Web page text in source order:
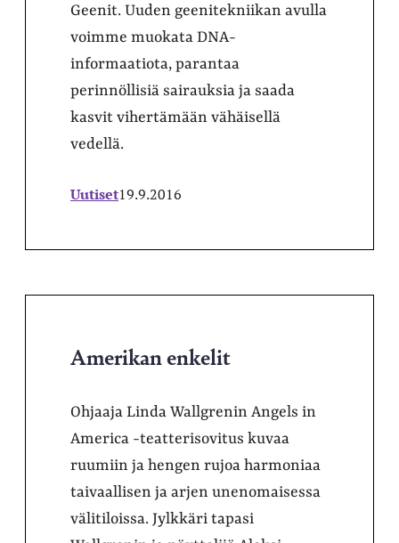
Geenit. Uuden geenitekniikan avulla
voimme muokata DNA-
informaatiota, parantaa
perinnöllisiä sairauksia ja saada
kasvit vihertämään vähäisellä
vedellä.
Uutiset19.9.2016
Amerikan enkelit
Ohjaaja Linda Wallgrenin Angels in
America -teatterisovitus kuvaa
ruumiin ja hengen rujoa harmoniaa
taivaallisen ja arjen unenomaisessa
välitiloissa. Jylkkäri tapasi